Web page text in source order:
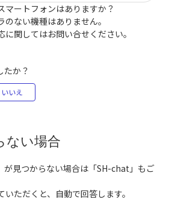
マートフォンはありますか？
ない機種はありません。
に関してはお問い合せ ください。
たか？
ない場合
が見つからない場合は「SH-chat 」もご
ただくと、自動で回答します。